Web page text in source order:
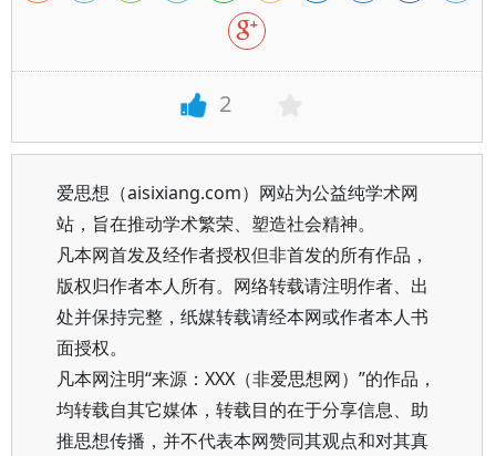
2
爱思想（aisixiang.com）网站为公益纯学术网
站，旨在推动学术繁荣、塑造社会精神。
凡本网首发及经作者授权但非首发的所有作品，
版权归作者本人所有。网络转载请注明作者、出
处并保持完整，纸媒转载请经本网或作者本人书
面授权。
凡本网注明“来源：XXX（非爱思想网）”的作品，
均转载自其它媒体，转载目的在于分享信息、助
推思想传播，并不代表本网赞同其观点和对其真